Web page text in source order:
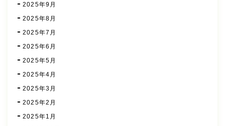
2025年9月
2025年8月
2025年7月
2025年6月
2025年5月
2025年4月
2025年3月
2025年2月
2025年1月